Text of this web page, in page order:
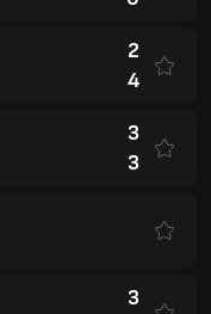
2
4
3
3
3